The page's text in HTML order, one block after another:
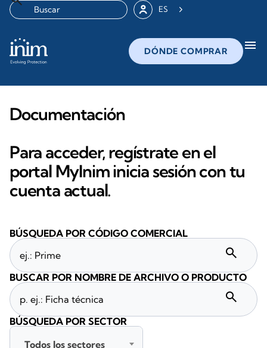
ES
DÓNDE COMPRAR menu
Documentación
Para acceder, regístrate en el
portal MyInim inicia sesión con tu
cuenta actual.
BÚSQUEDA POR CÓDIGO COMERCIAL
search
BUSCAR POR NOMBRE DE ARCHIVO O PRODUCTO
search
BÚSQUEDA POR SECTOR
Todos los sectores